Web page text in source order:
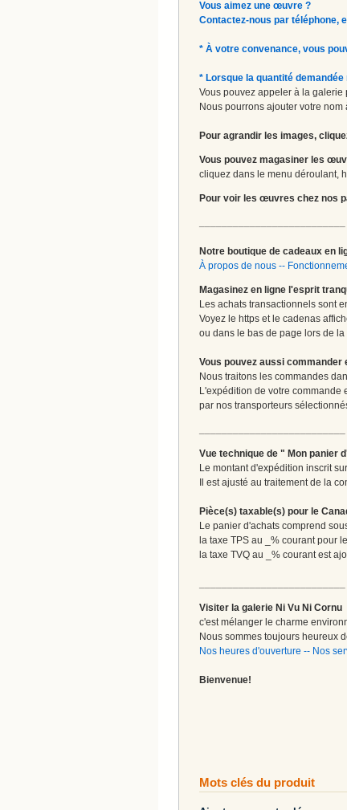
Vous aimez une œuvre ?
Contactez-nous par téléphone,
* À votre convenance, vous
* Lorsque la quantité
Vous pouvez appeler à la
Nous pourrons ajouter votre nom
Pour agrandir les images,
Vous pouvez magasiner les
cliquez dans le menu déroulant,
Pour voir les œuvres chez nos
Notre boutique de cadeaux en
À propos de nous --
Magasinez en ligne l'esprit
Les achats transactionnels sont
Voyez le https et le cadenas
ou dans le bas de page lors de
Vous pouvez aussi
Nous traitons les commandes
L'expédition de votre commande
par nos transporteurs
Vue technique de " Mon panier
Le montant d'expédition inscrit
Il est ajusté au traitement de la
Pièce(s) taxable(s) pour le
Le panier d'achats comprend
la taxe TPS au _% courant pour
la taxe TVQ au _% courant est
Visiter la galerie Ni Vu Ni Cornu
c'est mélanger le charme
Nous sommes toujours heureux
Nos heures d'ouverture -- Nos
Bienvenue!
Mots clés du produit